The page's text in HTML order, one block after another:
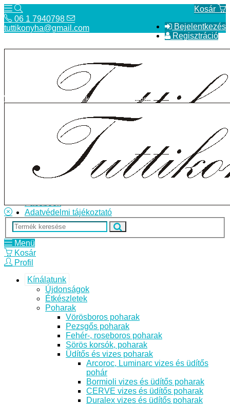
Kosár
Bejelentkezés
Regisztráció
06 1 7940798
tuttikonyha@gmail.com
Telefon
Szállítás
Facebook
Adatvédelmi tájékoztató
tuttikonyha@gmail.com
Menü
Kosár
Profil
Kínálatunk
Újdonságok
Étkészletek
Poharak
Vörösboros poharak
Pezsgős poharak
Fehér-, roseboros poharak
Sörös korsók, poharak
Üdítős és vizes poharak
Arcoroc, Luminarc vizes és üdítős
pohár
Bormioli vizes és üdítős poharak
CERVE vizes és üdítős poharak
Duralex vizes és üdítős poharak